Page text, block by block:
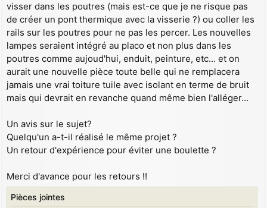
visser dans les poutres (mais est-ce que je ne risque pas
de créer un pont thermique avec la visserie ?) ou coller les
rails sur les poutres pour ne pas les percer. Les nouvelles
lampes seraient intégré au placo et non plus dans les
poutres comme aujoud'hui, enduit, peinture, etc... et on
aurait une nouvelle pièce toute belle qui ne remplacera
jamais une vrai toiture tuile avec isolant en terme de bruit
mais qui devrait en revanche quand même bien l'alléger...
Un avis sur le sujet?
Quelqu'un a-t-il réalisé le même projet ?
Un retour d'expérience pour éviter une boulette ?
Merci d'avance pour les retours !!
Pièces jointes